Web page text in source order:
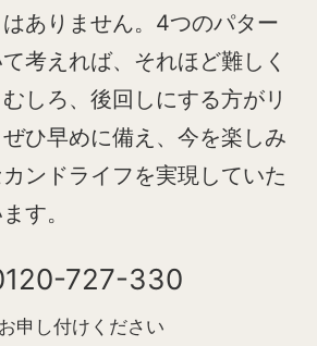
ありません。4つのパター
考えれば、それほど難しく
しろ、後回しにする方がリ
ひ早めに備え、今を楽しみ
ンドライフを実現していた
す。
727-330
申し付けください